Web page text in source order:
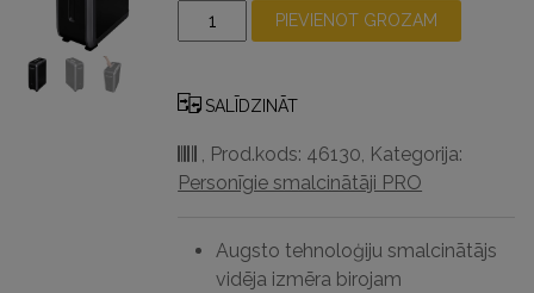
Dokumentu
smalcinātājs
daudzums
PIEVIENOT GROZAM
SALĪDZINĀT
, Prod.kods: 46130, Kategorija:
Personīgie smalcinātāji PRO
Augsto tehnoloģiju smalcinātājs
vidēja izmēra birojam